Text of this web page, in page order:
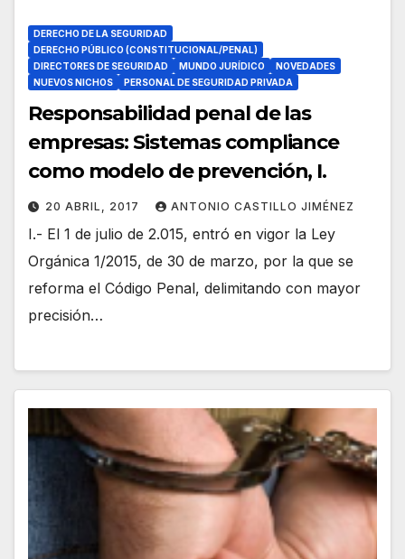
DERECHO DE LA SEGURIDAD
DERECHO PÚBLICO (CONSTITUCIONAL/PENAL)
DIRECTORES DE SEGURIDAD
MUNDO JURÍDICO
NOVEDADES
NUEVOS NICHOS
PERSONAL DE SEGURIDAD PRIVADA
Responsabilidad penal de las
empresas: Sistemas compliance
como modelo de prevención, I.
20 ABRIL, 2017 ANTONIO CASTILLO JIMÉNEZ
I.- El 1 de julio de 2.015, entró en vigor la Ley
Orgánica 1/2015, de 30 de marzo, por la que se
reforma el Código Penal, delimitando con mayor
precisión…